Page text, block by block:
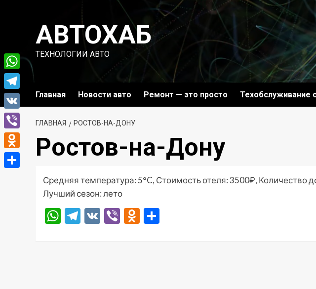
содержимомуАВТОХАБ
ТЕХНОЛОГИИ АВТО
Главная Новости авто Ремонт — это просто Техобслуживание
ГЛАВНАЯ РОСТОВ-НА-ДОНУ
Ростов-на-Дону
Средняя температура: 5°C, Стоимость отеля: 3500₽, Количество
Лучший сезон: лето
WhatsApp
Telegram
VK ViberOdnoklassniki
WhatsApp
Telegram
VK
Viber
Odnoklassniki
Отправить